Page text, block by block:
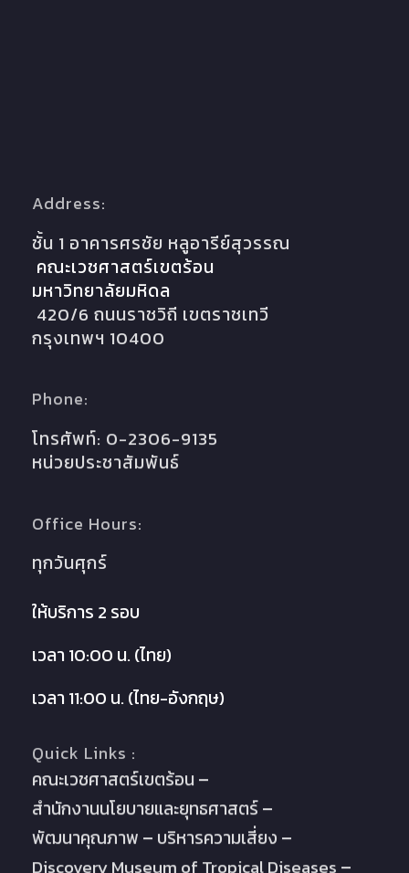
Address:
ชั้น 1 อาคารศรชัย หลูอารีย์สุวรรณ
คณะเวชศาสตร์เขตร้อน
มหาวิทยาลัยมหิดล
420/6 ถนนราชวิถี เขตราชเทวี
กรุงเทพฯ 10400
Phone:
โทรศัพท์: 0-2306-9135
หน่วยประชาสัมพันธ์
Office Hours:
ทุกวันศุกร์
ให้บริการ 2 รอบ
เวลา 10:00 น. (ไทย)
เวลา 11:00 น. (ไทย-อังกฤษ)
Quick Links :
คณะเวชศาสตร์เขตร้อน
สำนักงานนโยบายและยุทธศาสตร์
พัฒนาคุณภาพ
บริหารความเสี่ยง
Discovery Museum of Tropical Diseases